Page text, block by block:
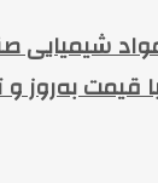
شیمیایی
قیمت به‌روز